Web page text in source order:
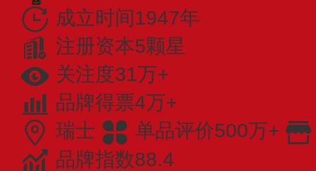
成立时间1947年
注册资本5颗星
关注度31万+
品牌得票4万+
瑞士
单品评价500万+
品牌指数88.4